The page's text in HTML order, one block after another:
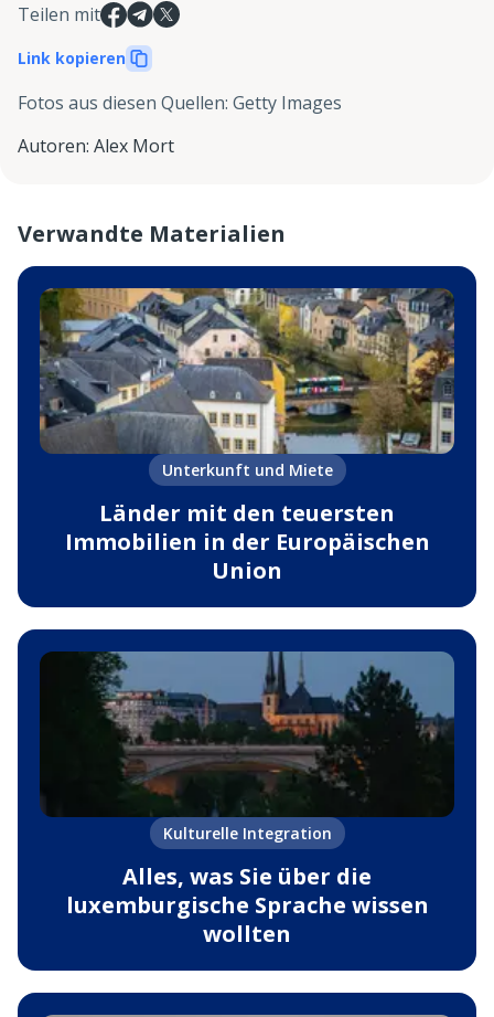
Teilen mit
Link kopieren
Fotos aus diesen Quellen: Getty Images
Autoren: Alex Mort
Verwandte Materialien
Unterkunft und Miete
Länder mit den teuersten
Immobilien in der Europäischen
Union
Kulturelle Integration
Alles, was Sie über die
luxemburgische Sprache wissen
wollten